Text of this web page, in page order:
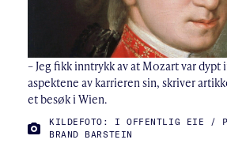
– Jeg fikk inntrykk av at Mozart var dypt
aspektene av karrieren sin, skriver
et besøk i Wien.
FOTO:
KILDEFOTO: I OFFENTLIG EIE /
BRAND BARSTEIN